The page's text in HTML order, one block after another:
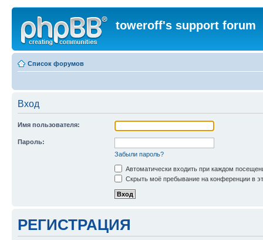
toweroff's support forum
Список форумов
Вход
Имя пользователя:
Пароль:
Забыли пароль?
Автоматически входить при каждом
Скрыть моё пребывание на конференции в
РЕГИСТРАЦИЯ